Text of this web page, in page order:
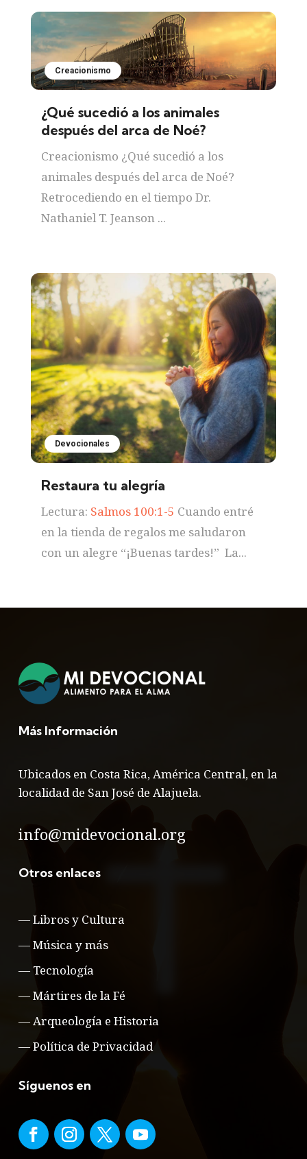
Creacionismo
¿Qué sucedió a los animales
después del arca de Noé?
Creacionismo ¿Qué sucedió a los
animales después del arca de Noé?
Retrocediendo en el tiempo Dr.
Nathaniel T. Jeanson ...
Devocionales
Restaura tu alegría
Lectura: Salmos 100:1-5 Cuando entré
en la tienda de regalos me saludaron
con un alegre “¡Buenas tardes!” La...
Más Información
Ubicados en Costa Rica, América Central, en la
localidad de San José de Alajuela.
info@midevocional.org
Otros enlaces
—Libros y Cultura
—Música y más
— Tecnología
—Mártires de la Fé
— Arqueología e Historia
—Política de Privacidad
Síguenos en